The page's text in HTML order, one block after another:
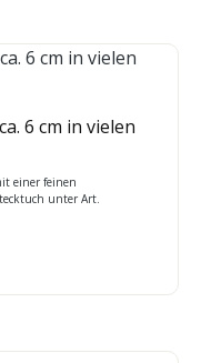
6 cm in vielen
einer feinen
unter Art.